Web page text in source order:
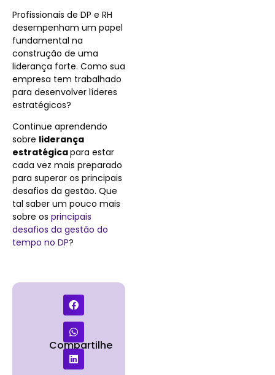
Profissionais de DP e RH
desempenham um papel
fundamental na
construção de uma
liderança forte. Como sua
empresa tem trabalhado
para desenvolver líderes
estratégicos?
Continue aprendendo
sobre liderança
estratégicapara estar
cada vez mais preparado
para superar os principais
desafios da gestão. Que
tal saber um pouco mais
sobre os principais
desafios da gestão do
tempo no DP?
Compartilhe